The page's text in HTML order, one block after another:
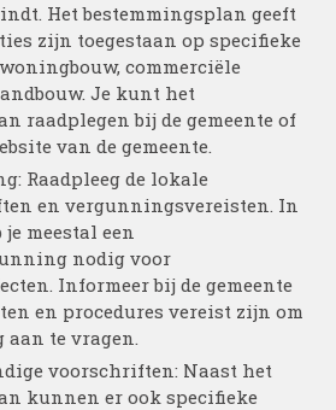
Het bestemmingsplan geeft
zijn toegestaan op specifieke
commerciële
Je kunt het
raadplegen bij de gemeente of
van de gemeente.
Raadpleeg de lokale
en vergunningsvereisten. In
meestal een
nodig voor
Informeer bij de gemeente
en procedures vereist zijn om
te vragen.
voorschriften: Naast het
kunnen er ook specifieke